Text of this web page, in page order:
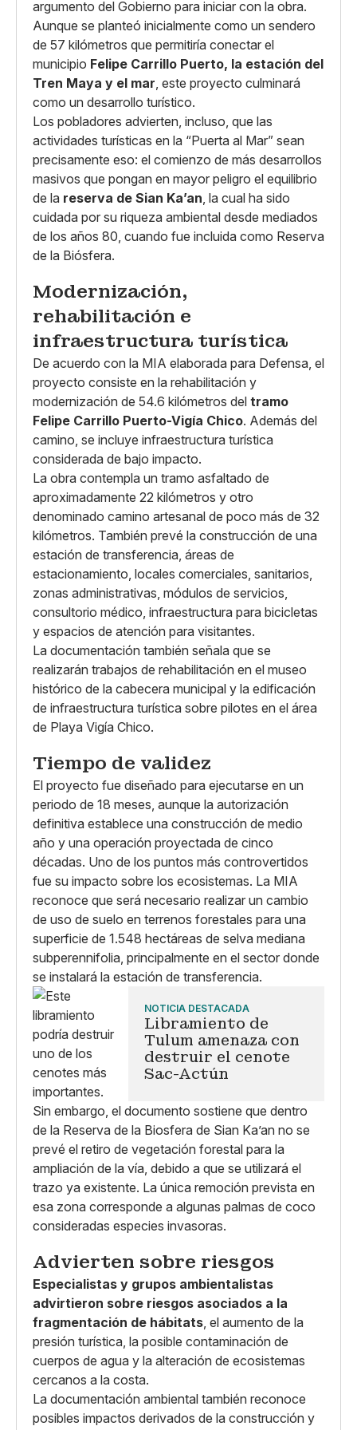
argumento del Gobierno para iniciar con la obra.
Aunque se planteó inicialmente como un sendero
de 57 kilómetros que permitiría conectar el
municipio Felipe Carrillo Puerto, la estación del
Tren Maya y el mar, este proyecto culminará
como un desarrollo turístico.
Los pobladores advierten, incluso, que las
actividades turísticas en la “Puerta al Mar” sean
precisamente eso: el comienzo de más desarrollos
masivos que pongan en mayor peligro el equilibrio
de la reserva de Sian Ka’an, la cual ha sido
cuidada por su riqueza ambiental desde mediados
de los años 80, cuando fue incluida como Reserva
de la Biósfera.
Modernización,
rehabilitación e
infraestructura turística
De acuerdo con la MIA elaborada para Defensa, el
proyecto consiste en la rehabilitación y
modernización de 54.6 kilómetros del tramo
Felipe Carrillo Puerto-Vigía Chico. Además del
camino, se incluye infraestructura turística
considerada de bajo impacto.
La obra contempla un tramo asfaltado de
aproximadamente 22 kilómetros y otro
denominado camino artesanal de poco más de 32
kilómetros. También prevé la construcción de una
estación de transferencia, áreas de
estacionamiento, locales comerciales, sanitarios,
zonas administrativas, módulos de servicios,
consultorio médico, infraestructura para bicicletas
y espacios de atención para visitantes.
La documentación también señala que se
realizarán trabajos de rehabilitación en el museo
histórico de la cabecera municipal y la edificación
de infraestructura turística sobre pilotes en el área
de Playa Vigía Chico.
Tiempo de validez
El proyecto fue diseñado para ejecutarse en un
periodo de 18 meses, aunque la autorización
definitiva establece una construcción de medio
año y una operación proyectada de cinco
décadas. Uno de los puntos más controvertidos
fue su impacto sobre los ecosistemas. La MIA
reconoce que será necesario realizar un cambio
de uso de suelo en terrenos forestales para una
superficie de 1.548 hectáreas de selva mediana
subperennifolia, principalmente en el sector donde
se instalará la estación de transferencia.
NOTICIA DESTACADA
Libramiento de
Tulum amenaza con
destruir el cenote
Sac-Actún
Sin embargo, el documento sostiene que dentro
de la Reserva de la Biosfera de Sian Ka’an no se
prevé el retiro de vegetación forestal para la
ampliación de la vía, debido a que se utilizará el
trazo ya existente. La única remoción prevista en
esa zona corresponde a algunas palmas de coco
consideradas especies invasoras.
Advierten sobre riesgos
Especialistas y grupos ambientalistas
advirtieron sobre riesgos asociados a la
fragmentación de hábitats , el aumento de la
presión turística, la posible contaminación de
cuerpos de agua y la alteración de ecosistemas
cercanos a la costa.
La documentación ambiental también reconoce
posibles impactos derivados de la construcción y